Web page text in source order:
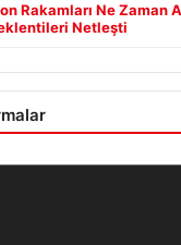
Rakamları Ne Zaman
Netleşti